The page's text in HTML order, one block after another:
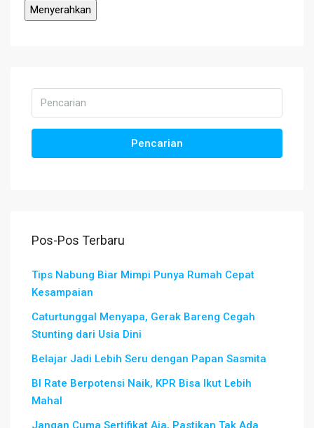
Pencarian
Pos-Pos Terbaru
Tips Nabung Biar Mimpi Punya Rumah Cepat
Kesampaian
Caturtunggal Menyapa, Gerak Bareng Cegah
Stunting dari Usia Dini
Belajar Jadi Lebih Seru dengan Papan Sasmita
BI Rate Berpotensi Naik, KPR Bisa Ikut Lebih
Mahal
Jangan Cuma Sertifikat Aja, Pastikan Tak Ada